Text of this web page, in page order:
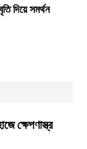
দিয়ে সমর্থন
ক্ষেপণাস্ত্র